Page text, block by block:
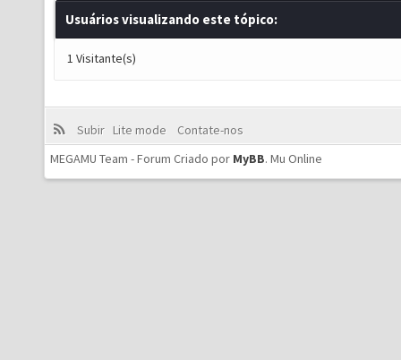
Usuários visualizando este tópico:
1 Visitante(s)
Subir Lite mode
Contate-nos
MEGAMU Team - Forum Criado por MyBB. Mu Online